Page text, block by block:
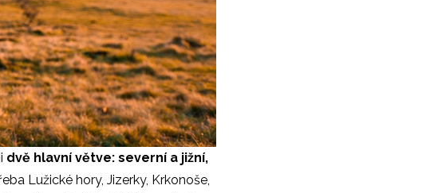
dvě hlavní větve: severní a jižní,
Lužické hory, Jizerky, Krkonoše,